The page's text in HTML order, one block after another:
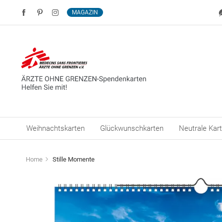
MAGAZIN
Weihnachtskarten Glückwunschkarten Neutrale
Home Stille Momente
Bildergalerie